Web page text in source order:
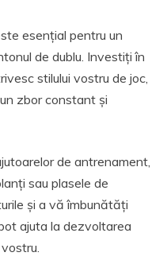
esențial pentru un
de dublu. Investiți în
stilului vostru de joc,
zbor constant și
de antrenament,
sau plasele de
și a vă îmbunătăți
ajuta la dezvoltarea